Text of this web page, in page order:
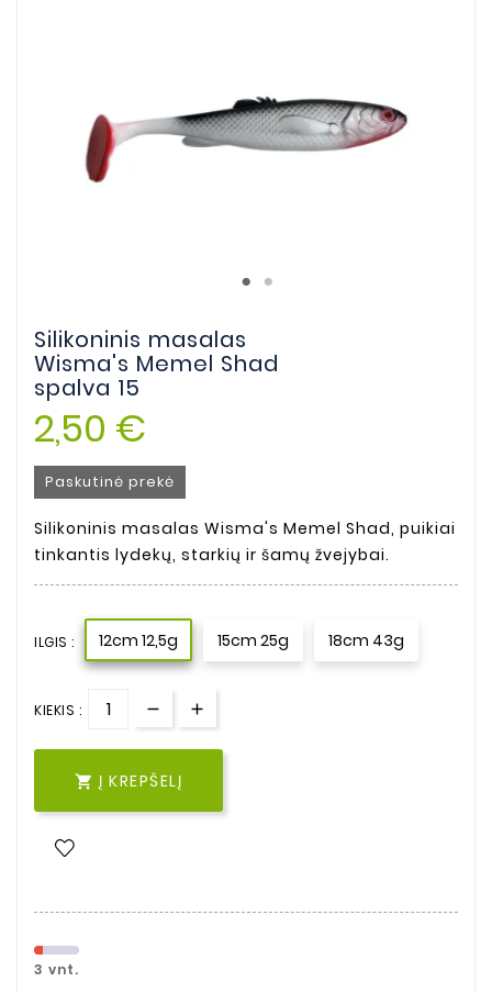
Silikoninis masalas
Wisma's Memel Shad
spalva 15
2,50 €
Paskutinė prekė
Silikoninis masalas Wisma's Memel Shad, puikiai
tinkantis lydekų, starkių ir šamų žvejybai.
ILGIS : 12cm 12,5g 15cm 25g 18cm 43g
KIEKIS :
 Į KREPŠELĮ
3 vnt.